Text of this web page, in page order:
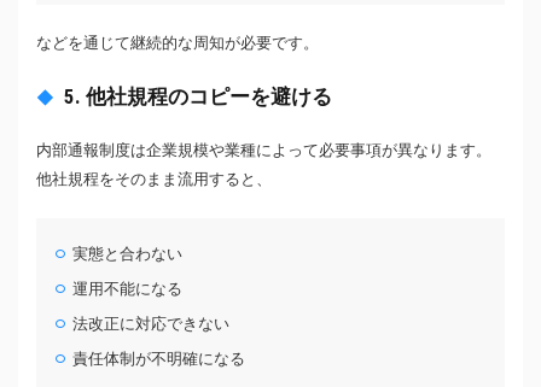
などを通じて継続的な周知が必要です。
5. 他社規程のコピーを避ける
内部通報制度は企業規模や業種によって必要事項が異なります。
他社規程をそのまま流用すると、
実態と合わない
運用不能になる
法改正に対応できない
責任体制が不明確になる